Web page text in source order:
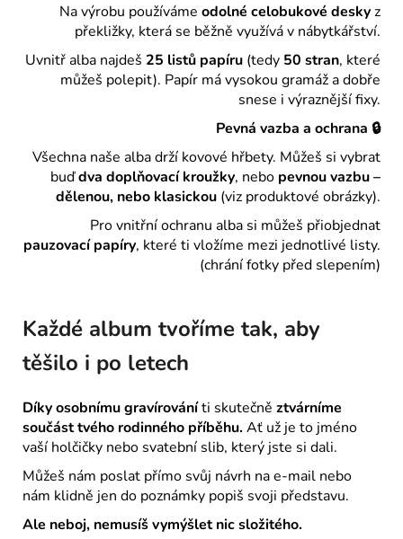
Na výrobu používáme odolné celobukové deskyz
překližky, která se běžně využívá v nábytkářství.
Uvnitř alba najdeš 25 listů papíru (tedy 50 stran, které
můžeš polepit). Papír má vysokou gramáž a dobře
snese i výraznější fixy.
Pevná vazba a ochrana 🔒
Všechna naše alba drží kovové hřbety. Můžeš si vybrat
buďdva doplňovací kroužky, nebo pevnou vazbu –
dělenou, nebo klasickou (viz produktové obrázky).
Pro vnitřní ochranu alba si můžeš přiobjednat
pauzovací papíry, které ti vložíme mezi jednotlivé listy.
(chrání fotky před slepením)
Každé album tvoříme tak, aby
těšilo i po letech
Díky osobnímu gravírováníti skutečně ztvárníme
součást tvého rodinného příběhu.Ať už je to jméno
vaší holčičky nebo svatební slib, který jste si dali.
Můžeš nám poslat přímo svůj návrh na e-mail nebo
nám klidně jen do poznámky popiš svoji představu.
Ale neboj, nemusíš vymýšlet nic složitého.